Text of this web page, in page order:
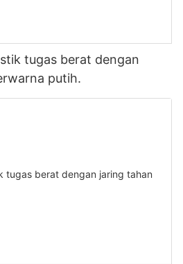
tugas berat dengan
putih.